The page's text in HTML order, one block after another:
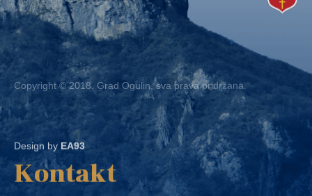
Copyright © 2018. Grad Ogulin, sva prava pridržana.
Design byEA93
Kontakt